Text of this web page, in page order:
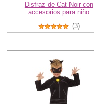
Disfraz de Cat Noir con
accesorios para niño
(3)